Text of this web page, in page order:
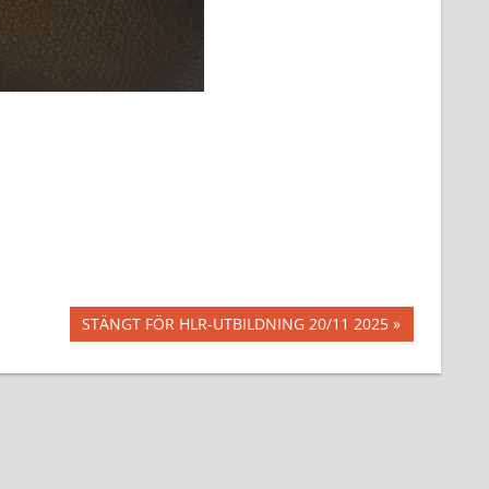
Nästa
inlägg:
STÄNGT FÖR HLR-UTBILDNING 20/11 2025